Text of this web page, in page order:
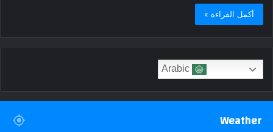
أكمل القراءة »
Weather